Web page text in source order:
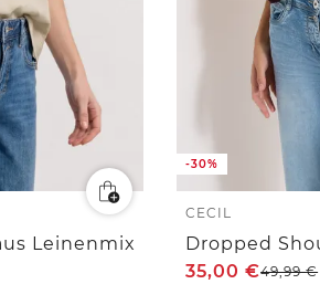
Leinenmix
-30%
CECIL
35,00€49,99€